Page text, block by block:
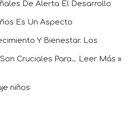
De Alerta El Desarrollo
Es Un Aspecto
Y Bienestar. Los
Cruciales Para… Leer Más »